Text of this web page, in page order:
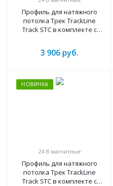
Профиль для натяжного
потолка Трек TrackLine
Track STC в комплекте с
ral9005 черный)
3 906 руб.
НОВИНКА
24 B магнитные
Профиль для натяжного
потолка Трек TrackLine
Track STC в комплекте с